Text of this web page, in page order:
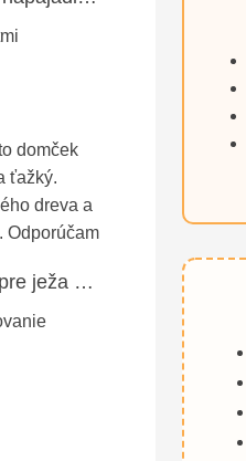
domček
ťažký.
dreva a
Odporúčam
Drevený domček pre ježa – záhradný úkryt z opaľovaného dreva s vodoodolnou strechou 50 cm